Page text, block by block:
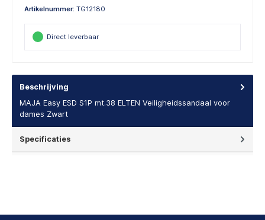
Artikelnummer: TG12180
Direct leverbaar
Beschrijving
MAJA Easy ESD S1P mt.38 ELTEN Veiligheidssandaal voor
dames Zwart
Specificaties